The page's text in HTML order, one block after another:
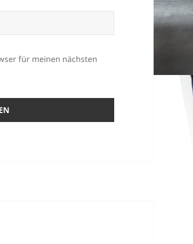
für meinen nächsten